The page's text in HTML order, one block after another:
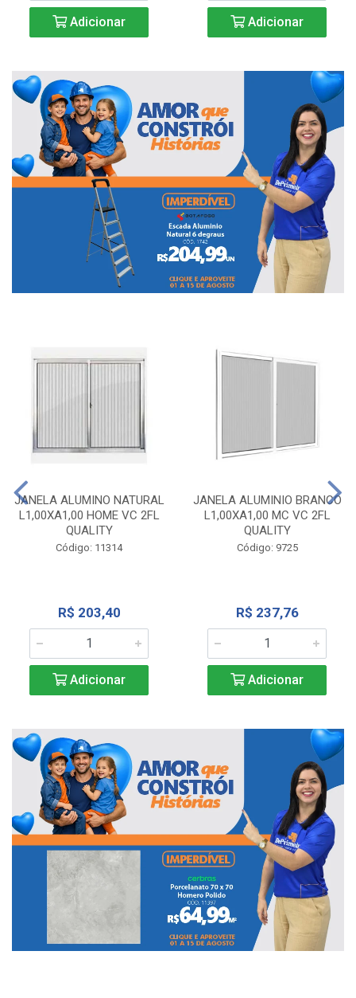
Adicionar Adicionar
JANELA ALUMINO NATURAL
L1,00XA1,00 HOME VC 2FL
QUALITY
Código: 11314
R$ 203,40
Adicionar
JANELA ALUMINIO BRANCO
L1,00XA1,00 MC VC 2FL
QUALITY
Código: 9725
R$ 237,76
Adicionar